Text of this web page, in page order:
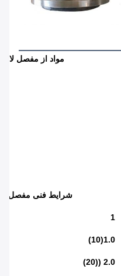
مواد از مفصل
شرایط فنی مفصل
1
1.0(10)
2.0 ((20)